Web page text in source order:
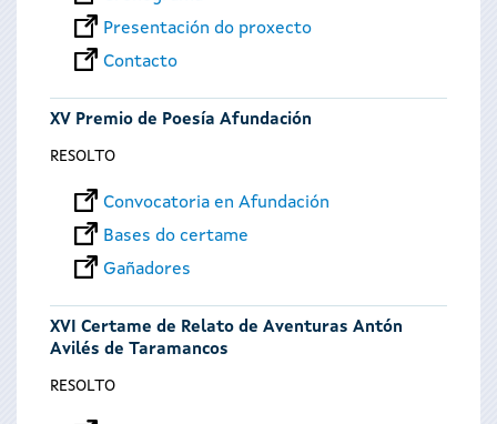
Presentación do proxecto
Contacto
XV Premio de Poesía Afundación
RESOLTO
Convocatoria en Afundación
Bases do certame
Gañadores
XVI Certame de Relato de Aventuras Antón
Avilés de Taramancos
RESOLTO